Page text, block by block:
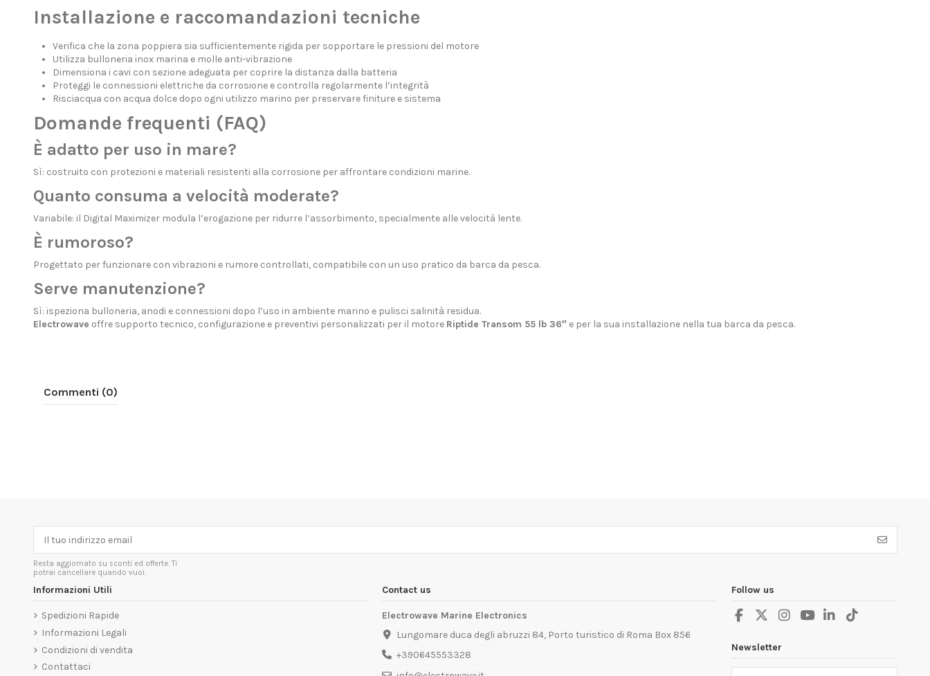
Installazione e raccomandazioni tecniche
Verifica che la zona poppiera sia sufficientemente rigida per sopportare le pressioni del motore
Utilizza bulloneria inox marina e molle anti-vibrazione
Dimensiona i cavi con sezione adeguata per coprire la distanza dalla batteria
Proteggi le connessioni elettriche da corrosione e controlla regolarmente l’integrità
Risciacqua con acqua dolce dopo ogni utilizzo marino per preservare finiture e sistema
Domande frequenti (FAQ)
È adatto per uso in mare?
Sì: costruito con protezioni e materiali resistenti alla corrosione per affrontare condizioni marine.
Quanto consuma a velocità moderate?
Variabile: il Digital Maximizer modula l’erogazione per ridurre l’assorbimento, specialmente alle velocità lente.
È rumoroso?
Progettato per funzionare con vibrazioni e rumore controllati, compatibile con un uso pratico da barca da pesca.
Serve manutenzione?
Sì: ispeziona bulloneria, anodi e connessioni dopo l’uso in ambiente marino e pulisci salinità residua.
Electrowave offre supporto tecnico, configurazione e preventivi personalizzati per il motore Riptide Transom 55 lb 36″e per la sua installazione nella tua barca da pesca.
Commenti (0)
Resta aggiornato su sconti ed offerte. Ti
potrai cancellare quando vuoi.
Informazioni Utili
Spedizioni Rapide
Informazioni Legali
Condizioni di vendita
Contattaci
Contact us
Electrowave Marine Electronics
Lungomare duca degli abruzzi 84, Porto turistico di Roma Box 856
+390645553328
Follow us
Newsletter